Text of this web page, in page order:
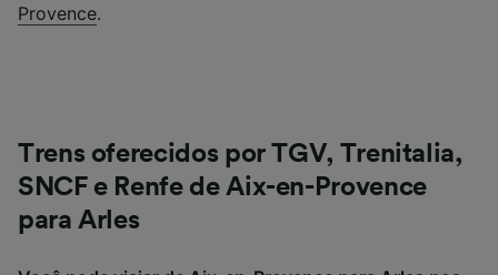
Provence.
Trens oferecidos por TGV, Trenitalia,
SNCF e Renfe de Aix-en-Provence
para Arles